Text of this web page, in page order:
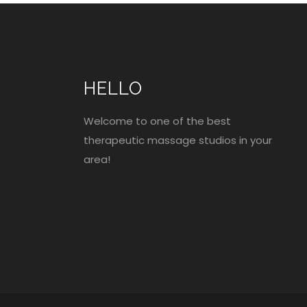
HELLO
Welcome to one of the best
therapeutic massage studios in your
area!